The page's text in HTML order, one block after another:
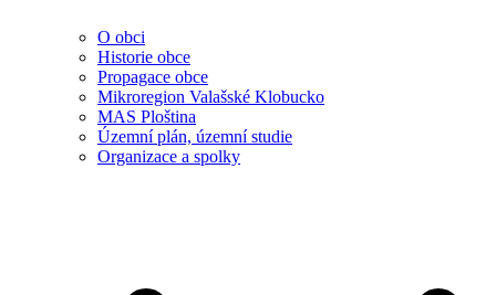
O obci
Historie obce
Propagace obce
Mikroregion Valašské Klobucko
MAS Ploština
Územní plán, územní studie
Organizace a spolky